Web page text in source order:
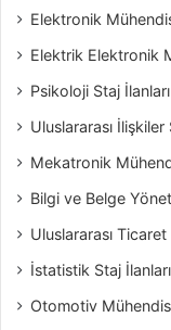
Elektronik
Elektrik Elektronik
Psikoloji Staj İlanları
Uluslararası İlişkiler
Mekatronik
Bilgi ve Belge
Uluslararası Ticaret
İstatistik Staj İlanları
Otomotiv